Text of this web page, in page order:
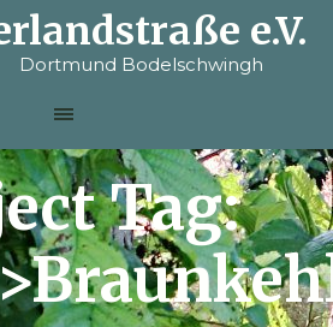
e.V.
Dortmund Bodelschwingh
Tag: